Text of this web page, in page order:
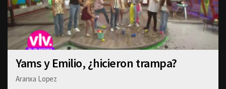
Yams y Emilio, ¿hicieron trampa?
Aranxa Lopez